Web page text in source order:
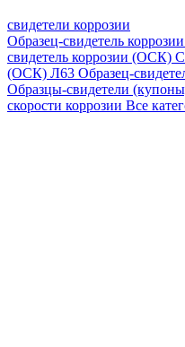
свидетели коррозии
Образец-свидетель
свидетель коррозии (ОСК)
(ОСК) Л63 Образец-
Образцы-свидетели
скорости коррозии Все